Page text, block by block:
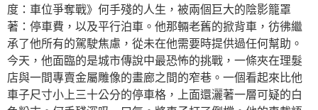
度：車位爭奪戰》何手殘的人生，被兩個巨大的陰影籠罩
著：停車費，以及平行泊車。他那輛老舊的掀背車，彷彿繼
承了他所有的駕駛焦慮，從未在他需要時提供過任何幫助。
今天，他面臨的是城市傳說中最恐怖的挑戰，一條夾在理髮
店與一間專賣金屬雕像的畫廊之間的窄巷。一個看起來比他
車子尺寸小上三十公分的停車格，上面還灑著一層可疑的白